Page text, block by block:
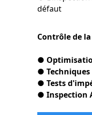
défaut
Contrôle de
●
● Techniques
● Tests
● Inspection